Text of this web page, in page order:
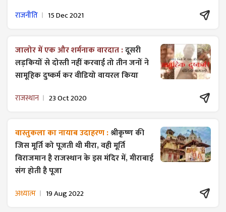
राजनीति 15 Dec 2021
जालोर में एक और शर्मनाक वारदात :दूसरी
लड़कियों से दोस्ती नहीं करवाई तो तीन जनों ने
सामूहिक दुष्कर्म कर वीडियो वायरल किया
राजस्थान 23 Oct 2020
वास्तुकला का नायाब उदाहरण :श्रीकृष्ण की
जिस मूर्ति को पूजती थी मीरा, वही मूर्ति
विराजमान है राजस्थान के इस मंदिर में, मीराबाई
संग होती है पूजा
अध्यात्म 19 Aug 2022